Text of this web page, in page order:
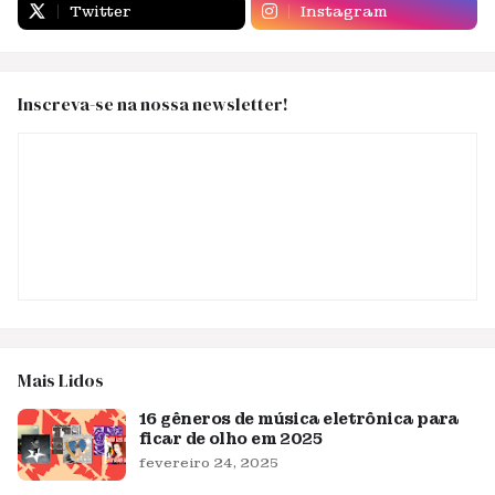
Twitter Instagram
Inscreva-se na nossa newsletter!
Mais Lidos
16 gêneros de música eletrônica para
ficar de olho em 2025
fevereiro 24, 2025